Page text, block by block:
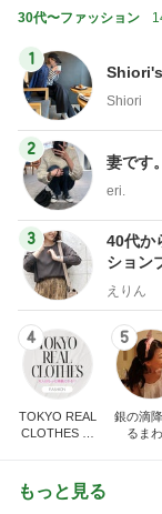
30代〜ファッション
1
Shiori
2
妻です
eri.
3
40代か
ション
えりん
4
TOKYO REAL
CLOTHES 大
5
銀の滴
るま
もっと見る